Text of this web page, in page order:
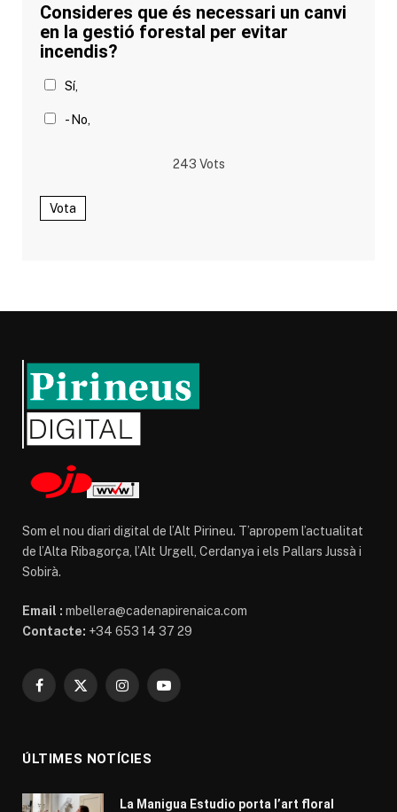
Consideres que és necessari un canvi
en la gestió forestal per evitar
incendis?
Sí,
- No,
243 Vots
Vota
Som el nou diari digital de l’Alt Pirineu. T’apropem l’actualitat
de l’Alta Ribagorça, l’Alt Urgell, Cerdanya i els Pallars Jussà i
Sobirà.
Email : mbellera@cadenapirenaica.com
Contacte: +34 653 14 37 29
Facebook
X
InstagramYouTube
ÚLTIMES NOTÍCIES
La Manigua Estudio porta l’art floral